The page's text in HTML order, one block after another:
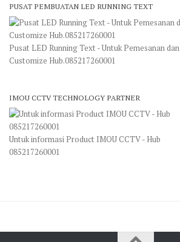
PUSAT PEMBUATAN LED RUNNING TEXT
Pusat LED Running Text - Untuk Pemesanan dan
Customize Hub.085217260001
IMOU CCTV TECHNOLOGY PARTNER
Untuk informasi Product IMOU CCTV - Hub
085217260001